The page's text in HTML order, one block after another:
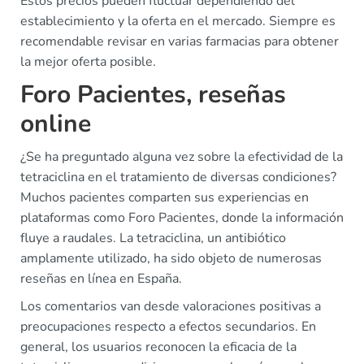
establecimiento y la oferta en el mercado. Siempre es
recomendable revisar en varias farmacias para obtener
la mejor oferta posible.
Foro Pacientes, reseñas
online
¿Se ha preguntado alguna vez sobre la efectividad de la
tetraciclina en el tratamiento de diversas condiciones?
Muchos pacientes comparten sus experiencias en
plataformas como Foro Pacientes, donde la información
fluye a raudales. La tetraciclina, un antibiótico
amplamente utilizado, ha sido objeto de numerosas
reseñas en línea en España.
Los comentarios van desde valoraciones positivas a
preocupaciones respecto a efectos secundarios. En
general, los usuarios reconocen la eficacia de la